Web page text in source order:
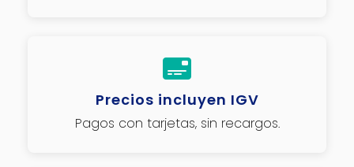
Precios incluyen IGV
Pagos con tarjetas, sin recargos.